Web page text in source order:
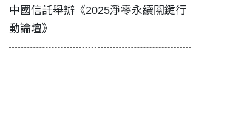
中國信託舉辦《2025淨零永續關鍵行
動論壇》